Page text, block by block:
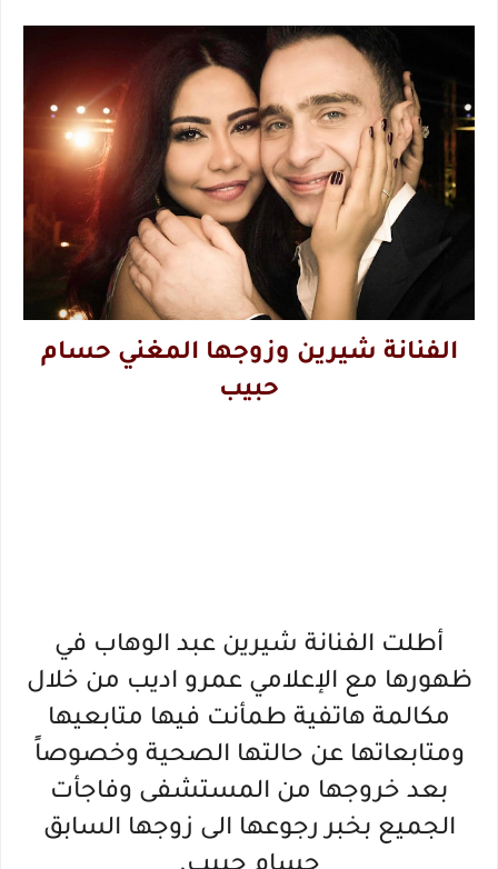
الفنانة شيرين وزوجها المغني حسام
حبيب
أطلت الفنانة شيرين عبد الوهاب في
ظهورها مع الإعلامي عمرو اديب من خلال
مكالمة هاتفية طمأنت فيها متابعيها
ومتابعاتها عن حالتها الصحية وخصوصاً
بعد خروجها من المستشفى وفاجأت
الجميع بخبر رجوعها الى زوجها السابق